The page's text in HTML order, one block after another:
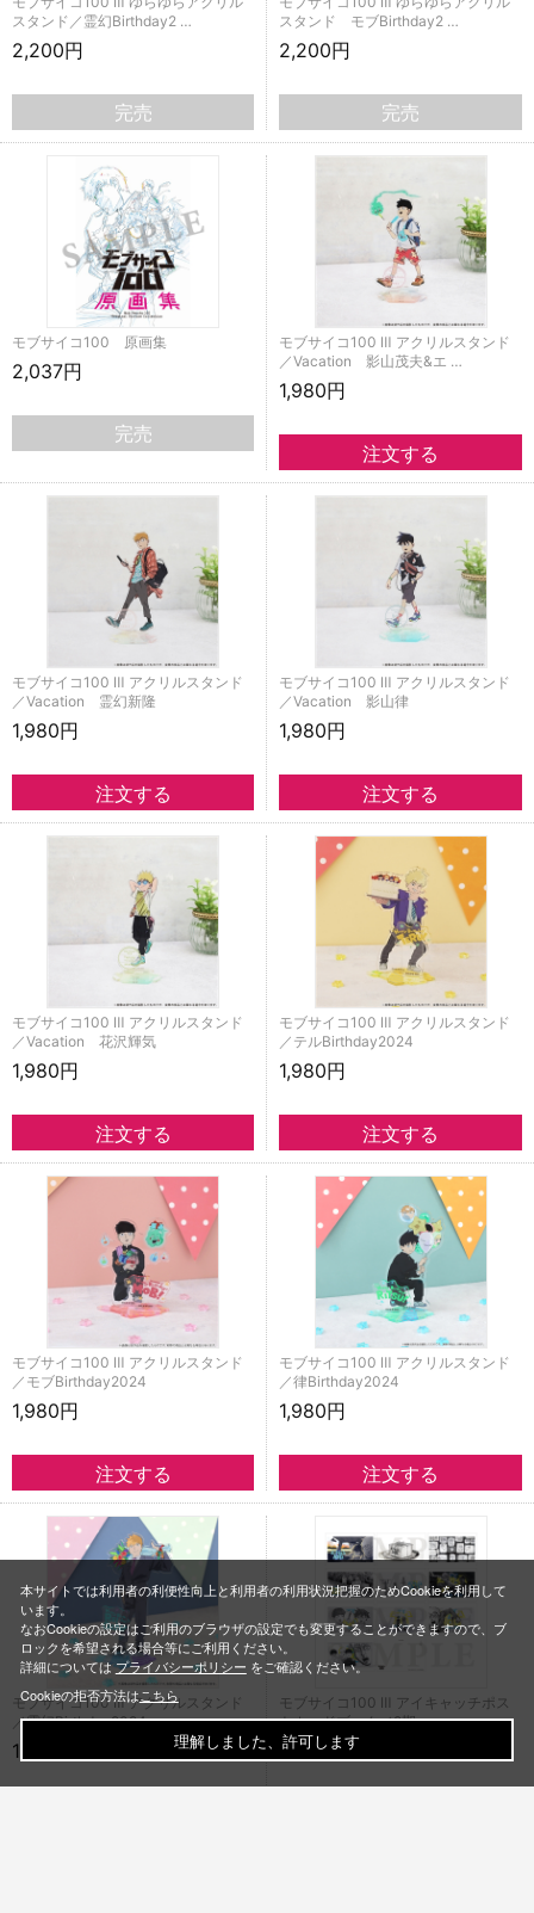
スタンド／霊幻Birthday2 …
2,200円
完売
スタンド モブBirthday2 …
2,200円
完売
モブサイコ100 原画集
2,037円
完売
モブサイコ100 Ⅲ アクリルスタンド
／Vacation 影山茂夫&エ …
1,980円
モブサイコ100 Ⅲ アクリルスタンド
／Vacation 霊幻新隆
1,980円
モブサイコ100 Ⅲ アクリルスタンド
／Vacation 影山律
1,980円
モブサイコ100 Ⅲ アクリルスタンド
／Vacation 花沢輝気
1,980円
モブサイコ100 Ⅲ アクリルスタンド
／テルBirthday2024
1,980円
モブサイコ100 Ⅲ アクリルスタンド
／モブBirthday2024
1,980円
モブサイコ100 Ⅲ アクリルスタンド
／律Birthday2024
1,980円
モブサイコ100 Ⅲ アクリルスタンド
／霊幻Birthday2024
1,980円
モブサイコ100 Ⅲ アイキャッチポス
トカードブック／2期
1,980円
本サイトでは利用者の利便性向上と利用者の利用状況把握のためCookieを利用して
います。
なおCookieの設定はご利用のブラウザの設定でも変更することができますので、ブ
ロックを希望される場合等にご利用ください。
詳細についてはプライバシーポリシー をご確認ください。
Cookieの拒否方法はこちら
理解しました、許可します